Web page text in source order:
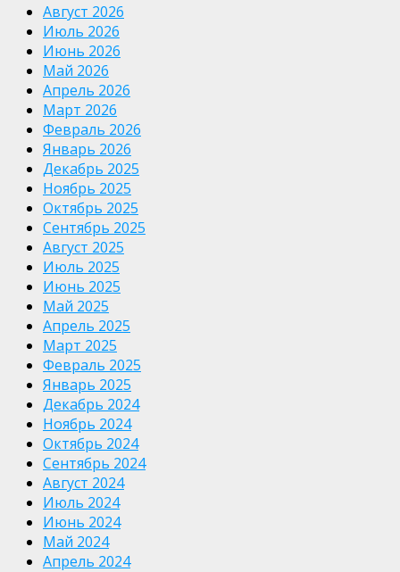
Август 2026
Июль 2026
Июнь 2026
Май 2026
Апрель 2026
Март 2026
Февраль 2026
Январь 2026
Декабрь 2025
Ноябрь 2025
Октябрь 2025
Сентябрь 2025
Август 2025
Июль 2025
Июнь 2025
Май 2025
Апрель 2025
Март 2025
Февраль 2025
Январь 2025
Декабрь 2024
Ноябрь 2024
Октябрь 2024
Сентябрь 2024
Август 2024
Июль 2024
Июнь 2024
Май 2024
Апрель 2024